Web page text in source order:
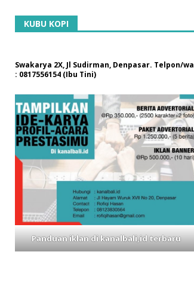
KUBU KOPI
Swakarya 2X, Jl Sudirman, Denpasar. Telpon/wa
: 0817556154 (Ibu Tini)
Panduan iklan di kanalbali,id terbaru